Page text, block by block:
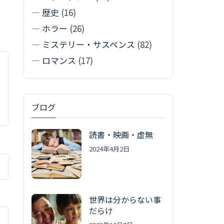
— 歴史 (16)
— ホラー (26)
— ミステリー・サスペンス (82)
— ロマンス (17)
ブログ
読書・映画・虚無
2024年4月2日
世界は分からない事
だらけ